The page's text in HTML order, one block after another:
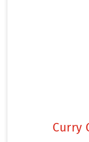
Curry